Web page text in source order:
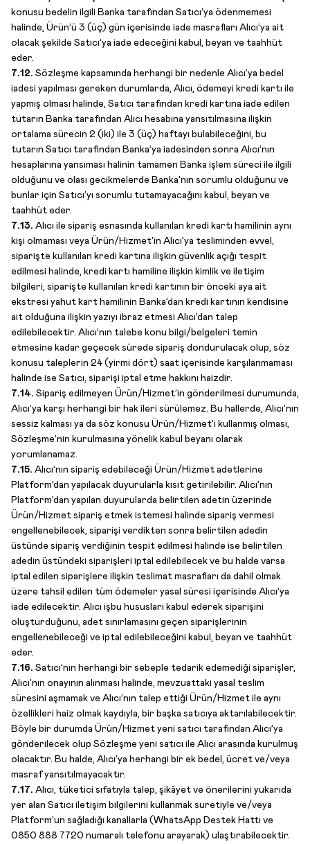
konusu bedelin ilgili Banka tarafından Satıcı’ya ödenmemesi
halinde, Ürün’ü 3 (üç) gün içerisinde iade masrafları Alıcı’ya ait
olacak şekilde Satıcı’ya iade edeceğini kabul, beyan ve taahhüt
eder.
7.12. Sözleşme kapsamında herhangi bir nedenle Alıcı’ya bedel
iadesi yapılması gereken durumlarda, Alıcı, ödemeyi kredi kartı ile
yapmış olması halinde, Satıcı tarafından kredi kartına iade edilen
tutarın Banka tarafından Alıcı hesabına yansıtılmasına ilişkin
ortalama sürecin 2 (iki) ile 3 (üç) haftayı bulabileceğini, bu
tutarın Satıcı tarafından Banka’ya iadesinden sonra Alıcı’nın
hesaplarına yansıması halinin tamamen Banka işlem süreci ile ilgili
olduğunu ve olası gecikmelerde Banka’nın sorumlu olduğunu ve
bunlar için Satıcı’yı sorumlu tutamayacağını kabul, beyan ve
taahhüt eder.
7.13. Alıcı ile sipariş esnasında kullanılan kredi kartı hamilinin aynı
kişi olmaması veya Ürün/Hizmet’in Alıcı’ya tesliminden evvel,
siparişte kullanılan kredi kartına ilişkin güvenlik açığı tespit
edilmesi halinde, kredi kartı hamiline ilişkin kimlik ve iletişim
bilgileri, siparişte kullanılan kredi kartının bir önceki aya ait
ekstresi yahut kart hamilinin Banka’dan kredi kartının kendisine
ait olduğuna ilişkin yazıyı ibraz etmesi Alıcı’dan talep
edilebilecektir. Alıcı’nın talebe konu bilgi/belgeleri temin
etmesine kadar geçecek sürede sipariş dondurulacak olup, söz
konusu taleplerin 24 (yirmi dört) saat içerisinde karşılanmaması
halinde ise Satıcı, siparişi iptal etme hakkını haizdir.
7.14. Sipariş edilmeyen Ürün/Hizmet’in gönderilmesi durumunda,
Alıcı’ya karşı herhangi bir hak ileri sürülemez. Bu hallerde, Alıcı’nın
sessiz kalması ya da söz konusu Ürün/Hizmet’i kullanmış olması,
Sözleşme’nin kurulmasına yönelik kabul beyanı olarak
yorumlanamaz.
7.15. Alıcı’nın sipariş edebileceği Ürün/Hizmet adetlerine
Platform’dan yapılacak duyurularla kısıt getirilebilir. Alıcı’nın
Platform’dan yapılan duyurularda belirtilen adetin üzerinde
Ürün/Hizmet sipariş etmek istemesi halinde sipariş vermesi
engellenebilecek, siparişi verdikten sonra belirtilen adedin
üstünde sipariş verdiğinin tespit edilmesi halinde ise belirtilen
adedin üstündeki siparişleri iptal edilebilecek ve bu halde varsa
iptal edilen siparişlere ilişkin teslimat masrafları da dahil olmak
üzere tahsil edilen tüm ödemeler yasal süresi içerisinde Alıcı’ya
iade edilecektir. Alıcı işbu hususları kabul ederek siparişini
oluşturduğunu, adet sınırlamasını geçen siparişlerinin
engellenebileceği ve iptal edilebileceğini kabul, beyan ve taahhüt
eder.
7.16. Satıcı’nın herhangi bir sebeple tedarik edemediği siparişler,
Alıcı’nın onayının alınması halinde, mevzuattaki yasal teslim
süresini aşmamak ve Alıcı’nın talep ettiği Ürün/Hizmet ile aynı
özellikleri haiz olmak kaydıyla, bir başka satıcıya aktarılabilecektir.
Böyle bir durumda Ürün/Hizmet yeni satıcı tarafından Alıcı’ya
gönderilecek olup Sözleşme yeni satıcı ile Alıcı arasında kurulmuş
olacaktır. Bu halde, Alıcı’ya herhangi bir ek bedel, ücret ve/veya
masraf yansıtılmayacaktır.
7.17. Alıcı, tüketici sıfatıyla talep, şikâyet ve önerilerini yukarıda
yer alan Satıcı iletişim bilgilerini kullanmak suretiyle ve/veya
Platform’un sağladığı kanallarla (WhatsApp Destek Hattı ve
0850 888 7720 numaralı telefonu arayarak) ulaştırabilecektir.